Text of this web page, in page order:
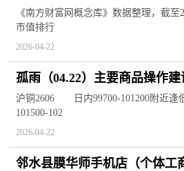
榜）
《南方财富网概念库》数据整理，截至
市值排行
2026-04-22
孤雨（04.22）主要商品操作
沪铜2606 日内99700-101200附近
101500-102
2026-04-22
邻水县膜华师手机店（个体工